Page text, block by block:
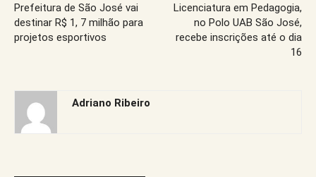
Prefeitura de São José vai
destinar R$ 1, 7 milhão para
projetos esportivos
Licenciatura em Pedagogia,
no Polo UAB São José,
recebe inscrições até o dia
16
Adriano Ribeiro